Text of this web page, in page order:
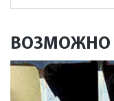
ВОЗМОЖНО